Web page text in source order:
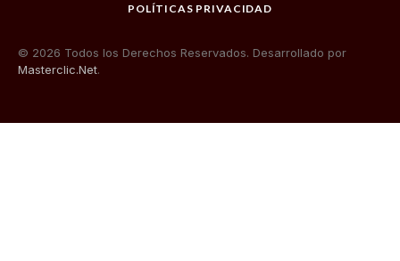
POLÍTICAS PRIVACIDAD
© 2026 Todos los Derechos Reservados. Desarrollado por
Masterclic.Net.